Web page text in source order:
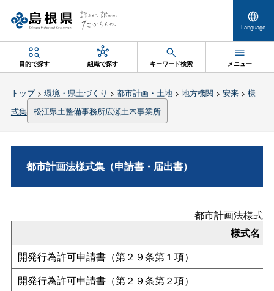
Language
目的で探す 組織で探す キーワード検索 メニュー
トップ> 環境・県土づくり > 都市計画・土地> 地方機関> 安来> 様
式集 松江県土整備事務所広瀬土木事業所
都市計画法様式集（申請書・届出書）
都市計画法様式
様式名
開発行為許可申請書（第２９条第１項）
開発行為許可申請書（第２９条第２項）